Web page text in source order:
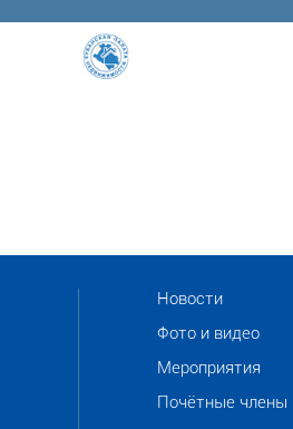
Новости
Фото и видео
Мероприятия
Почётные члены